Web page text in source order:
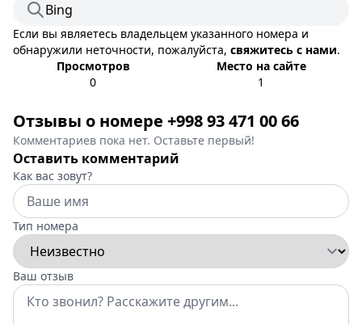
Bing
Если вы являетесь владельцем указанного номера и
обнаружили неточности, пожалуйста, свяжитесь с нами.
Просмотров
0
Место на сайте
1
Отзывы о номере +998 93 471 00 66
Комментариев пока нет. Оставьте первый!
Оставить комментарий
Как вас зовут?
Тип номера
Ваш отзыв